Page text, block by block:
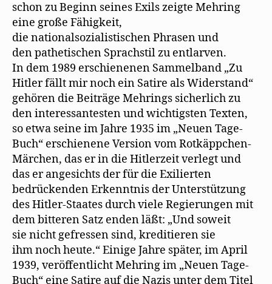
schon zu Beginn seines Exils zeigte Mehring
eine große Fähigkeit,
die nationalsozialistischen Phrasen und
den pathetischen Sprachstil zu entlarven.
In dem 1989 erschienenen Sammelband „Zu
Hitler fällt mir noch ein Satire als Widerstand“
gehören die Beiträge Mehrings sicherlich zu
den interessantesten und wichtigsten Texten,
so etwa seine im Jahre 1935 im „Neuen Tage-
Buch“ erschienene Version vom Rotkäppchen-
Märchen, das er in die Hitlerzeit verlegt und
das er angesichts der für die Exilierten
bedrückenden Erkenntnis der Unterstützung
des Hitler-Staates durch viele Regierungen mit
dem bitteren Satz enden läßt: „Und soweit
sie nicht gefressen sind, kreditieren sie
ihm noch heute.“ Einige Jahre später, im April
1939, veröffentlicht Mehring im „Neuen Tage-
Buch“ eine Satire auf die Nazis unter dem Titel